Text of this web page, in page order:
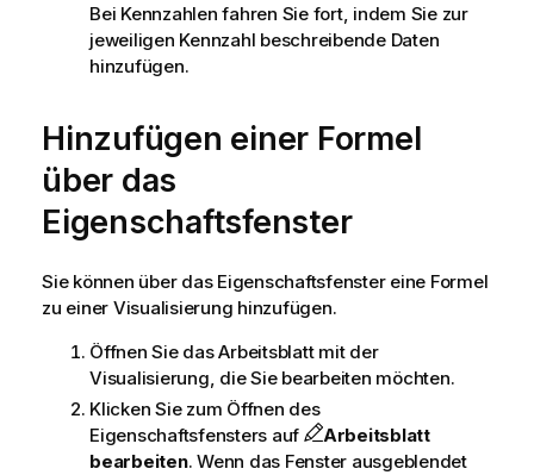
Bei Kennzahlen fahren Sie fort, indem Sie zur
jeweiligen Kennzahl beschreibende Daten
hinzufügen.
Hinzufügen einer Formel
über das
Eigenschaftsfenster
Sie können über das Eigenschaftsfenster eine Formel
zu einer Visualisierung hinzufügen.
Öffnen Sie dasArbeitsblattmit der
Visualisierung, die Sie bearbeiten möchten.
Klicken Sie zum Öffnen des
Eigenschaftsfensters auf
Arbeitsblatt
bearbeiten. Wenn das Fenster ausgeblendet